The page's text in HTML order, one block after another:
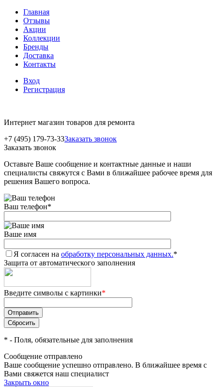
Главная
Отзывы
Акции
Коллекции
Бренды
Доставка
Контакты
Вход
Регистрация
Интернет магазин товаров для ремонта
+7 (495) 179-73-33Заказать звонок
Заказать звонок
Оставьте Ваше сообщение и контактные данные и наши
специалисты свяжутся с Вами в ближайшее рабочее время для
решения Вашего вопроса.
Ваш телефон*
Ваше имя
Я согласен на обработку персональных данных.*
Защита от автоматического заполнения
Введите символы с картинки*
* - Поля, обязательные для заполнения
Сообщение отправлено
Ваше сообщение успешно отправлено. В ближайшее время с
Вами свяжется наш специалист
Закрыть окно